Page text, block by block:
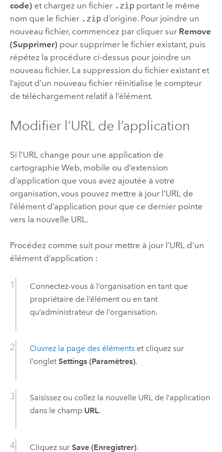
code) et chargez un fichier .zipportant le même
nom que le fichier .zipd’origine. Pour joindre un
nouveau fichier, commencez par cliquer sur Remove
(Supprimer) pour supprimer le fichier existant, puis
répétez la procédure ci-dessus pour joindre un
nouveau fichier. La suppression du fichier existant et
l’ajout d’un nouveau fichier réinitialise le compteur
de téléchargement relatif à l’élément.
Modifier l’URL de l’application
Si l’URL change pour une application de
cartographie Web, mobile ou d’extension
d’application que vous avez ajoutée à votre
organisation, vous pouvez mettre à jour l’URL de
l’élément d’application pour que ce dernier pointe
vers la nouvelle URL.
Procédez comme suit pour mettre à jour l’URL d’un
élément d’application :
Connectez-vous à l’organisation en tant que
propriétaire de l’élément ou en tant
qu’administrateur de l’organisation.
Ouvrez la page des élémentset cliquez sur
l’onglet Settings (Paramètres).
Saisissez ou collez la nouvelle URL de l’application
dans le champ URL.
Cliquez sur Save (Enregistrer).